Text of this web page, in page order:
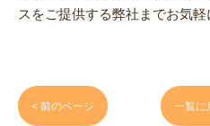
スをご提供する弊社までお気軽
< 前のページ 一覧に